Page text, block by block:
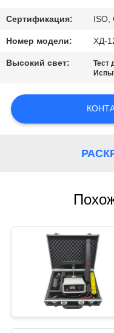
СПРОСИТЕ
ЦИТАТУ
САЙТА
Сертификация: ISO,
Номер модели: ХД-
Высокий свет: Тест